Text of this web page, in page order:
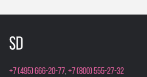
+7 (495) 666-20-77,+7 (800) 555-27-32